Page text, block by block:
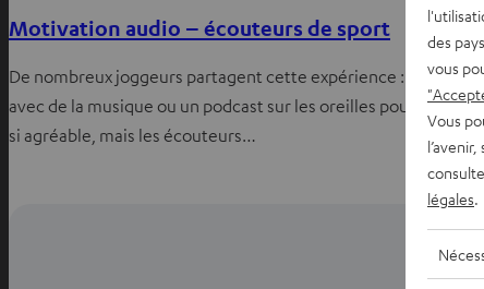
Motivation audio – écouteurs de sport
De nombreux joggeurs partagent cette expérience : courir
avec de la musique ou un podcast sur les oreilles pourrait être
si agréable, mais les écouteurs…
des
vous
Vous
légales.